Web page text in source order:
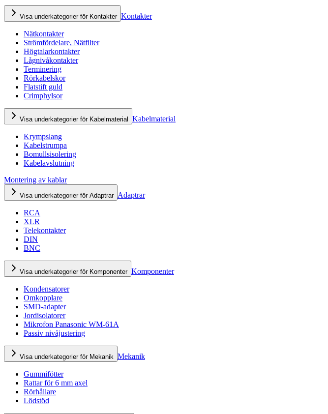
Visa underkategorier för Kontakter Kontakter
Nätkontakter
Strömfördelare, Nätfilter
Högtalarkontakter
Lågnivåkontakter
Terminering
Rörkabelskor
Flatstift guld
Crimphylsor
Visa underkategorier för Kabelmaterial Kabelmaterial
Krympslang
Kabelstrumpa
Bomullsisolering
Kabelavslutning
Montering av kablar
Visa underkategorier för Adaptrar Adaptrar
RCA
XLR
Telekontakter
DIN
BNC
Visa underkategorier för Komponenter Komponenter
Kondensatorer
Omkopplare
SMD-adapter
Jordisolatorer
Mikrofon Panasonic WM-61A
Passiv nivåjustering
Visa underkategorier för Mekanik Mekanik
Gummifötter
Rattar för 6 mm axel
Rörhållare
Lödstöd